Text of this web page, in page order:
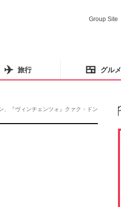
Group Site
✈️ 旅行 🍱 グルメ
、『ヴィンチェンツォ』クァク・ドン